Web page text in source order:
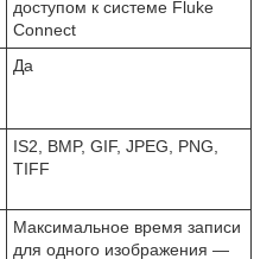
доступом к системе Fluke
Connect
Да
IS2, BMP, GIF, JPEG, PNG,
TIFF
Максимальное время записи
для одного изображения —